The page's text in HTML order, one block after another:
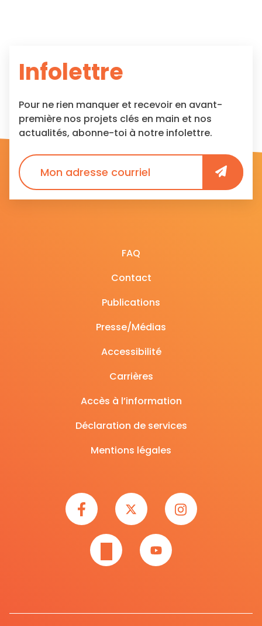
Infolettre
Pour ne rien manquer et recevoir en avant-
première nos projets clés en main et nos
actualités, abonne-toi à notre infolettre.
FAQ
Contact
Publications
Presse/Médias
Accessibilité
Carrières
Accès à l’information
Déclaration de services
Mentions légales